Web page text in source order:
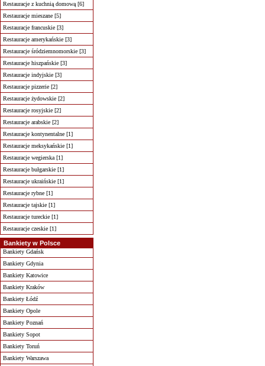
Restauracje z kuchnią domową [6]
Restauracje mieszane [5]
Restauracje francuskie [3]
Restauracje amerykańskie [3]
Restauracje śródziemnomorskie [3]
Restauracje hiszpańskie [3]
Restauracje indyjskie [3]
Restauracje pizzerie [2]
Restauracje żydowskie [2]
Restauracje rosyjskie [2]
Restauracje arabskie [2]
Restauracje kontynentalne [1]
Restauracje meksykańskie [1]
Restauracje wegierska [1]
Restauracje bułgarskie [1]
Restauracje ukraińskie [1]
Restauracje rybne [1]
Restauracje tajskie [1]
Restauracje tureckie [1]
Restauracje czeskie [1]
Bankiety w Polsce
Bankiety Gdańsk
Bankiety Gdynia
Bankiety Katowice
Bankiety Kraków
Bankiety Łódź
Bankiety Opole
Bankiety Poznań
Bankiety Sopot
Bankiety Toruń
Bankiety Warszawa